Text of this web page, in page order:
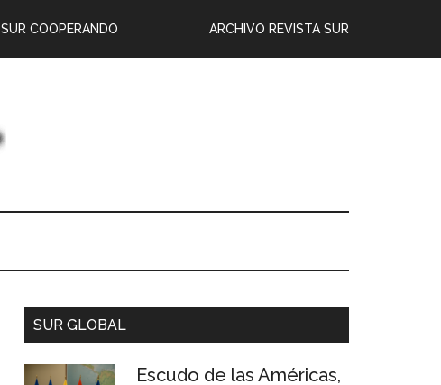
ARCHIVO REVISTA SUR
SUR COOPERANDO
SUR GLOBAL
Escudo de las Américas,